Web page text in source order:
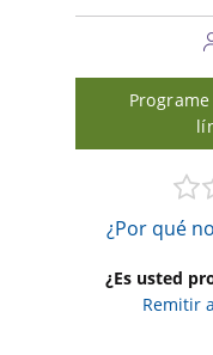
¿Por qué
¿Es usted
Remitir